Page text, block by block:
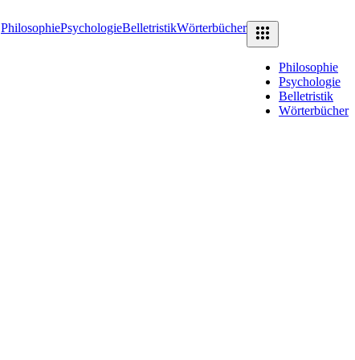
PhilosophiePsychologieBelletristikWörterbücher
Philosophie
Psychologie
Belletristik
Wörterbücher